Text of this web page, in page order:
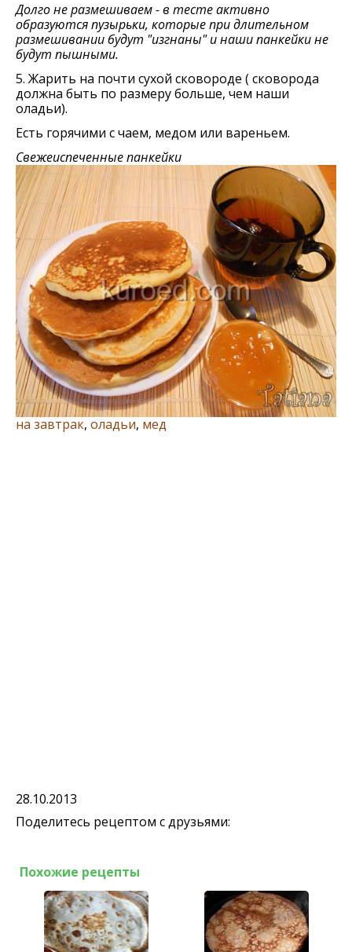
Долго не размешиваем - в тесте активно
образуются пузырьки, которые при длительном
размешивании будут "изгнаны" и наши панкейки не
будут пышными.
5. Жарить на почти сухой сковороде ( сковорода
должна быть по размеру больше, чем наши
оладьи).
Есть горячими с чаем, медом или вареньем.
Свежеиспеченные панкейки
на завтрак, оладьи, мед
28.10.2013
Поделитесь рецептом с друзьями:
Похожие рецепты